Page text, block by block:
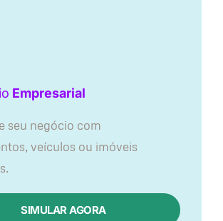
Empresarial
seu negócio com
veículos ou imóveis
SIMULAR AGORA